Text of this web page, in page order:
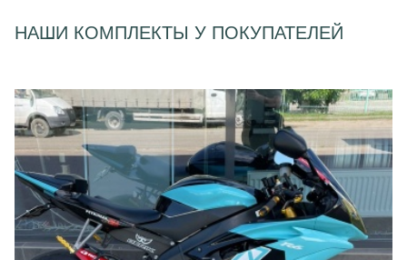
НАШИ КОМПЛЕКТЫ У ПОКУПАТЕЛЕЙ